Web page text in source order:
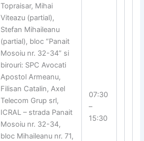
Topraisar, Mihai
Viteazu (partial),
Stefan Mihaileanu
(partial), bloc “Panait
Mosoiu nr. 32-34” si
birouri: SPC Avocati
Apostol Armeanu,
Filisan Catalin, Axel
Telecom Grup srl,
ICRAL – strada Panait
Mosoiu nr. 32-34,
bloc Mihaileanu nr. 71,
07:30
–
15:30